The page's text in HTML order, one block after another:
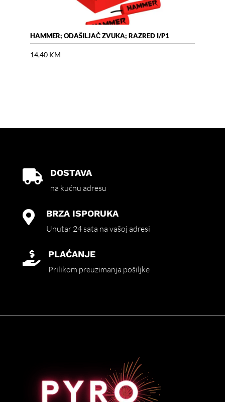
HAMMER; ODAŠILJAČ ZVUKA; RAZRED I/P1
14,40 KM
 DOSTAVA
na kućnu adresu
 BRZA ISPORUKA
Unutar 24 sata na vašoj adresi
 PLAĆANJE
Prilikom preuzimanja pošiljke